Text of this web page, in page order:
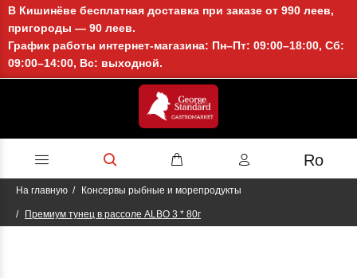
В Кишинёве бесплатная доставка при заказе от 990 леев,
пригороды — 90 леев.
График работы интернет-магазина: Пн–Пт: 09:00–18:00, Сб:
09:00–14:00, Вс: выходной.
Ro
На главную Консервы рыбные и морепродукты
Премиум тунец в рассоле ALBO 3 * 80г